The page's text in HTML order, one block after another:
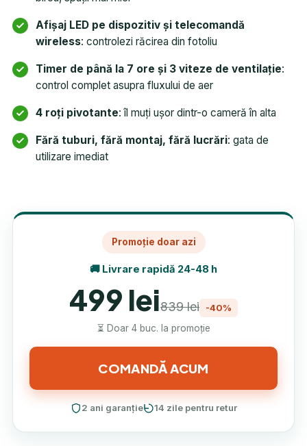
Afișaj LED pe dispozitiv și telecomandă
wireless: controlezi răcirea din fotoliu
Timer de până la 7 ore și 3 viteze de ventilație:
control complet asupra fluxului de aer
4 roți pivotante: îl muți ușor dintr-o cameră în alta
Fără tuburi, fără montaj, fără lucrări: gata de
utilizare imediat
Promoție doar azi
🚚 Livrare rapidă 24-48 h
499 lei839 lei
-40%
⏳ Doar 4 buc. la promoție
COMANDĂ ACUM
2 ani garanție 14 zile pentru retur